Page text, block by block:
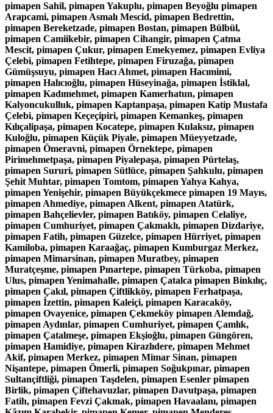
pimapen Sahil, pimapen Yakuplu, pimapen Beyoğlu pimapen
Arapcami, pimapen Asmalı Mescid, pimapen Bedrettin,
pimapen Bereketzade, pimapen Bostan, pimapen Bülbül,
pimapen Camiikebir, pimapen Cihangir, pimapen Çatma
Mescit, pimapen Çukur, pimapen Emekyemez, pimapen Evliya
Çelebi, pimapen Fetihtepe, pimapen Firuzağa, pimapen
Gümüşsuyu, pimapen Hacı Ahmet, pimapen Hacımimi,
pimapen Halıcıoğlu, pimapen Hüseyinağa, pimapen İstiklal,
pimapen Kadımehmet, pimapen Kamerhatun, pimapen
Kalyoncukulluk, pimapen Kaptanpaşa, pimapen Katip Mustafa
Çelebi, pimapen Keçeçipiri, pimapen Kemankeş, pimapen
Kılıçalipaşa, pimapen Kocatepe, pimapen Kulaksız, pimapen
Kuloğlu, pimapen Küçük Piyale, pimapen Müeyyetzade,
pimapen Ömeravni, pimapen Örnektepe, pimapen
Pirimehmetpaşa, pimapen Piyalepaşa, pimapen Pürtelaş,
pimapen Sururi, pimapen Sütlüce, pimapen Şahkulu, pimapen
Şehit Muhtar, pimapen Tomtom, pimapen Yahya Kahya,
pimapen Yenişehir, pimapen Büyükçekmece pimapen 19 Mayıs,
pimapen Ahmediye, pimapen Alkent, pimapen Atatürk,
pimapen Bahçelievler, pimapen Batıköy, pimapen Celaliye,
pimapen Cumhuriyet, pimapen Çakmaklı, pimapen Dizdariye,
pimapen Fatih, pimapen Güzelce, pimapen Hürriyet, pimapen
Kamiloba, pimapen Karaağaç, pimapen Kumburgaz Merkez,
pimapen Mimarsinan, pimapen Muratbey, pimapen
Muratçeşme, pimapen Pınartepe, pimapen Türkoba, pimapen
Ulus, pimapen Yenimahalle, pimapen Çatalca pimapen Binkılıç,
pimapen Çakıl, pimapen Çiftlikköy, pimapen Ferhatpaşa,
pimapen İzettin, pimapen Kaleiçi, pimapen Karacaköy,
pimapen Ovayenice, pimapen Çekmeköy pimapen Alemdağ,
pimapen Aydınlar, pimapen Cumhuriyet, pimapen Çamlık,
pimapen Çatalmeşe, pimapen Ekşioğlu, pimapen Güngören,
pimapen Hamidiye, pimapen Kirazlıdere, pimapen Mehmet
Akif, pimapen Merkez, pimapen Mimar Sinan, pimapen
Nişantepe, pimapen Ömerli, pimapen Soğukpınar, pimapen
Sultançiftliği, pimapen Taşdelen, pimapen Esenler pimapen
Birlik, pimapen Çiftehavuzlar, pimapen Davutpaşa, pimapen
Fatih, pimapen Fevzi Çakmak, pimapen Havaalanı, pimapen